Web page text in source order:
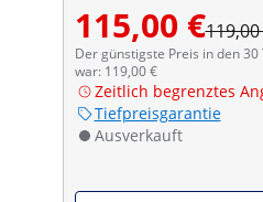
115,00 €119,00
Der günstigste Preis in den
war: 119,00 €
Zeitlich begrenztes
Tiefpreisgarantie
Ausverkauft